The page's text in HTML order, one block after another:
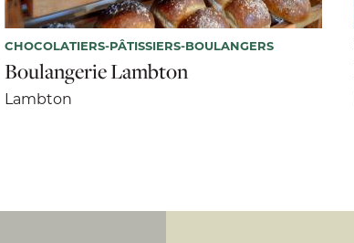
CHOCOLATIERS-PÂTISSIERS-BOULANGERS
Boulangerie Lambton
Lambton